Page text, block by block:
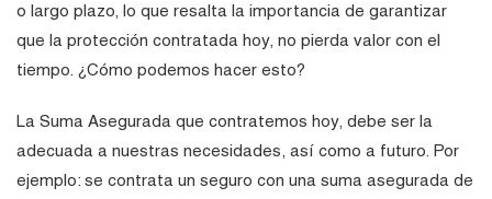
o largo plazo, lo que resalta la importancia de garantizar
que la protección contratada hoy, no pierda valor con el
tiempo. ¿Cómo podemos hacer esto?
La Suma Asegurada que contratemos hoy, debe ser la
adecuada a nuestras necesidades, así como a futuro. Por
ejemplo: se contrata un seguro con una suma asegurada de